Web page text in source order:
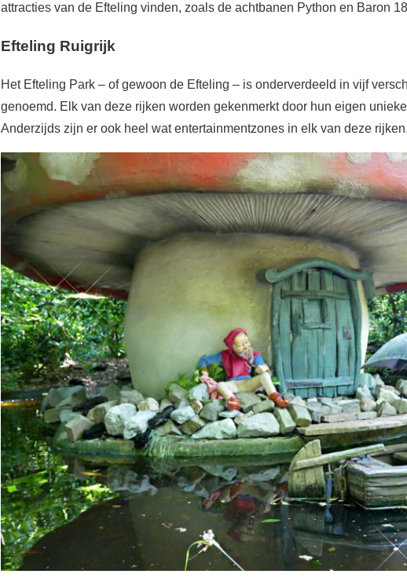
attracties van de Efteling vinden, zoals de achtbanen Python en Baron
Efteling Ruigrijk
Het Efteling Park – of gewoon de Efteling – is onderverdeeld in vijf
genoemd. Elk van deze rijken worden gekenmerkt door hun eigen
Anderzijds zijn er ook heel wat entertainmentzones in elk van deze rijken.